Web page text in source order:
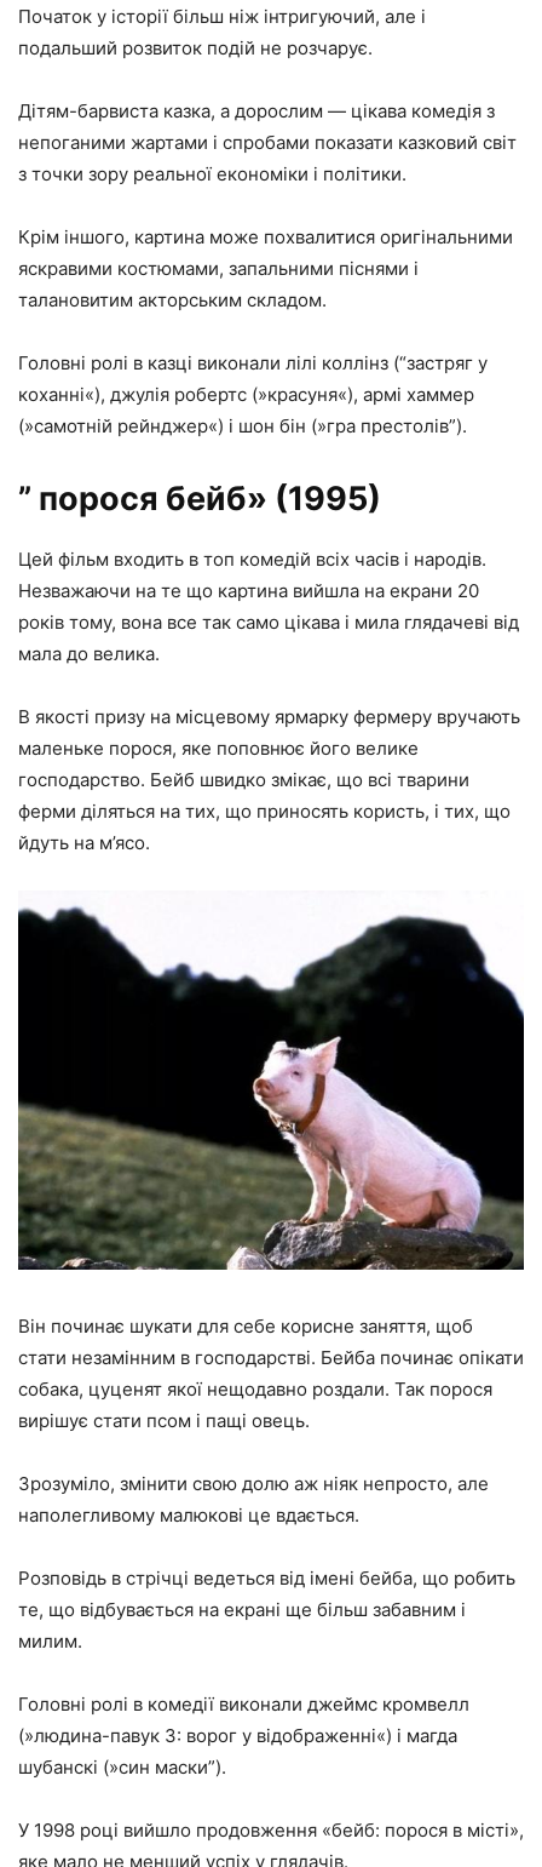
Початок у історії більш ніж інтригуючий, але і
подальший розвиток подій не розчарує.
Дітям-барвиста казка, а дорослим — цікава комедія з
непоганими жартами і спробами показати казковий світ
з точки зору реальної економіки і політики.
Крім іншого, картина може похвалитися оригінальними
яскравими костюмами, запальними піснями і
талановитим акторським складом.
Головні ролі в казці виконали лілі коллінз (“застряг у
коханні«), джулія робертс (»красуня«), армі хаммер
(»самотній рейнджер«) і шон бін (»гра престолів”).
” порося бейб» (1995)
Цей фільм входить в топ комедій всіх часів і народів.
Незважаючи на те що картина вийшла на екрани 20
років тому, вона все так само цікава і мила глядачеві від
мала до велика.
В якості призу на місцевому ярмарку фермеру вручають
маленьке порося, яке поповнює його велике
господарство. Бейб швидко змікає, що всі тварини
ферми діляться на тих, що приносять користь, і тих, що
йдуть на м’ясо.
Він починає шукати для себе корисне заняття, щоб
стати незамінним в господарстві. Бейба починає опікати
собака, цуценят якої нещодавно роздали. Так порося
вирішує стати псом і пащі овець.
Зрозуміло, змінити свою долю аж ніяк непросто, але
наполегливому малюкові це вдається.
Розповідь в стрічці ведеться від імені бейба, що робить
те, що відбувається на екрані ще більш забавним і
милим.
Головні ролі в комедії виконали джеймс кромвелл
(»людина-павук 3: ворог у відображенні«) і магда
шубанскі (»син маски”).
У 1998 році вийшло продовження «бейб: порося в місті»,
яке мало не менший успіх у глядачів.